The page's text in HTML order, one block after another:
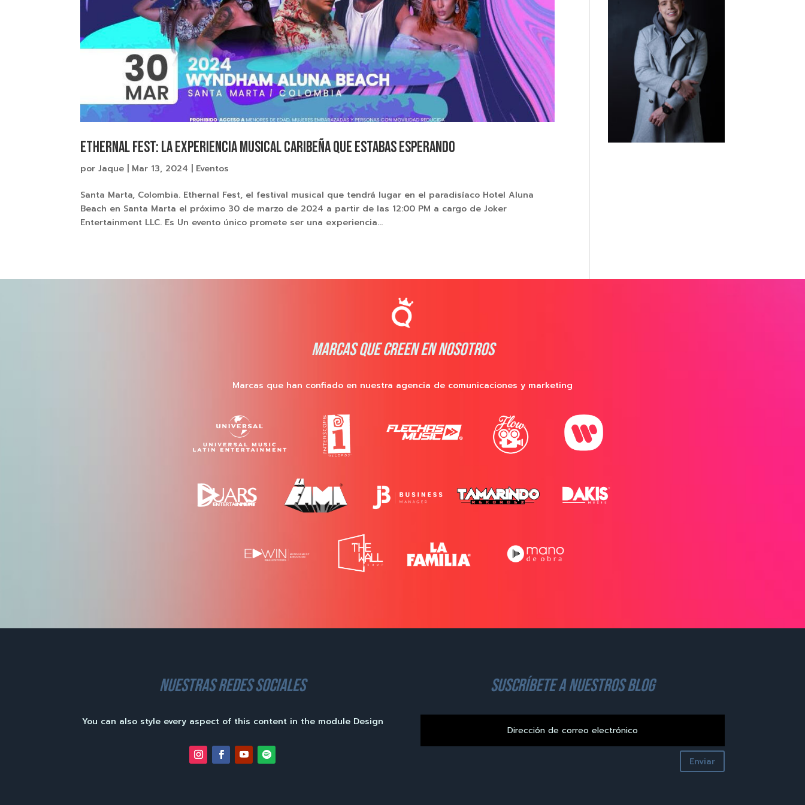
Ethernal Fest: la experiencia musical caribeña que estabas esperando
porJaque | Mar 13, 2024 | Eventos
Santa Marta, Colombia. Ethernal Fest, el festival musical que tendrá lugar en el paradisíaco Hotel Aluna
Beach en Santa Marta el próximo 30 de marzo de 2024 a partir de las 12:00 PM a cargo de Joker
Entertainment LLC. Es Un evento único promete ser una experiencia...
MARCAS QUE CREEN EN NOSOTROS
Marcas que han confiado en nuestra agencia de comunicaciones y marketing
nuestras redes sociales
You can also style every aspect of this content in the module Design
suscríbete a nuestros blog
Enviar